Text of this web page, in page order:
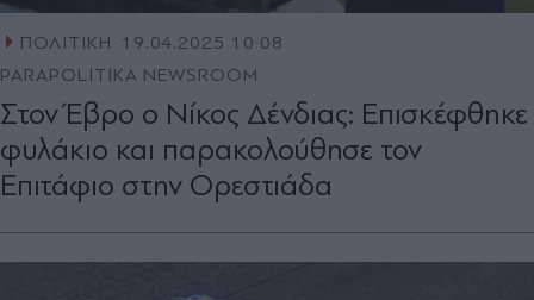
ΠΟΛΙΤΙΚΗ
19.04.2025 10:08
PARAPOLITIKA NEWSROOM
Στον Έβρο ο Νίκος Δένδιας: Επισκέφθηκε
φυλάκιο και παρακολούθησε τον
Επιτάφιο στην Ορεστιάδα